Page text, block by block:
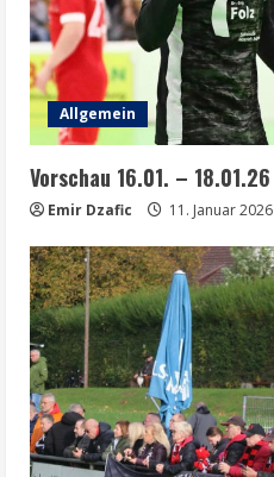
Allgemein
Vorschau 16.01. – 18.01.26
Emir Dzafic 11. Januar 2026